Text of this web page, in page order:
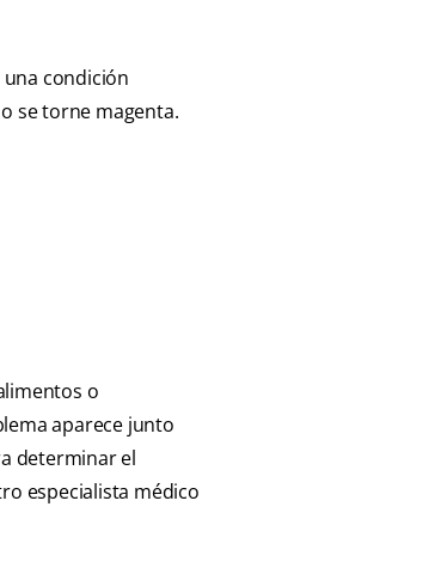
condición
se torne magenta.
o
aparece junto
determinar el
especialista médico